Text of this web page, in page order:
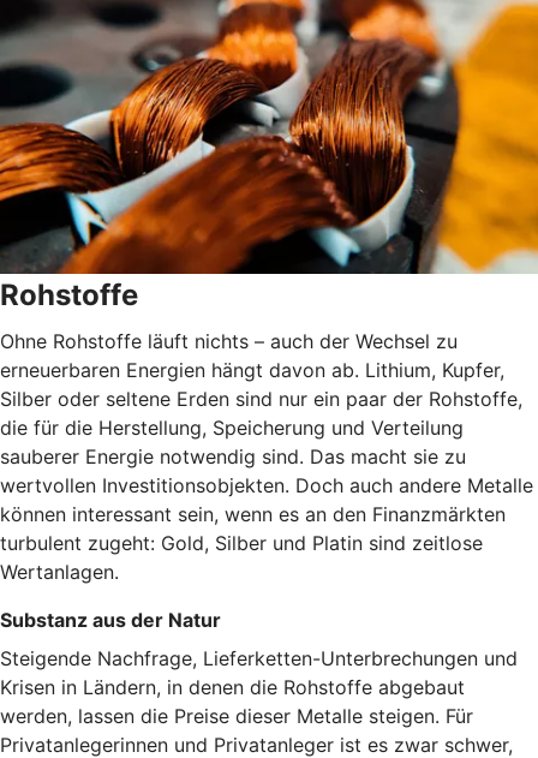
Rohstoffe
Ohne Rohstoffe läuft nichts – auch der Wechsel zu
erneuerbaren Energien hängt davon ab. Lithium, Kupfer,
Silber oder seltene Erden sind nur ein paar der Rohstoffe,
die für die Herstellung, Speicherung und Verteilung
sauberer Energie notwendig sind. Das macht sie zu
wertvollen Investitionsobjekten. Doch auch andere Metalle
können interessant sein, wenn es an den Finanzmärkten
turbulent zugeht: Gold, Silber und Platin sind zeitlose
Wertanlagen.
Substanz aus der Natur
Steigende Nachfrage, Lieferketten-Unterbrechungen und
Krisen in Ländern, in denen die Rohstoffe abgebaut
werden, lassen die Preise dieser Metalle steigen. Für
Privatanlegerinnen und Privatanleger ist es zwar schwer,